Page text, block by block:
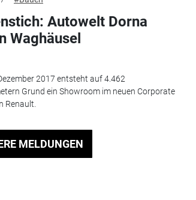
Autowelt Dorna
Waghäusel
2017 entsteht auf 4.462
Grund ein Showroom im neuen Corporate
Renault.
MELDUNGEN